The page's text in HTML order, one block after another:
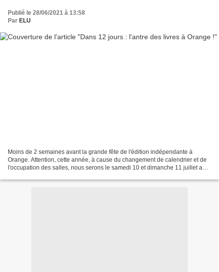
Publié le 28/06/2021 à 13:58
Par ELU
Moins de 2 semaines avant la grande fête de l'édition indépendante à
Orange. Attention, cette année, à cause du changement de calendrier et de
l'occupation des salles, nous serons le samedi 10 et dimanche 11 juillet au